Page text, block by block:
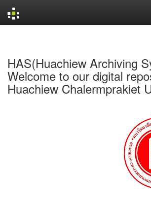
HAS(Huachiew Archiving
Welcome to our digital
Huachiew Chalermprakiet